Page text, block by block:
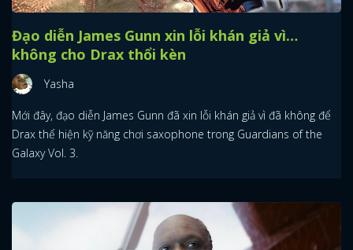
Đạo diễn James Gunn xin lỗi khán giả vì…
không cho Drax thổi kèn
Yasha
Mới đây, đạo diễn James Gunn đã xin lỗi khán giả vì đã không để
Drax thể hiện kỹ năng chơi saxophone trong Guardians of the
Galaxy Vol. 3.